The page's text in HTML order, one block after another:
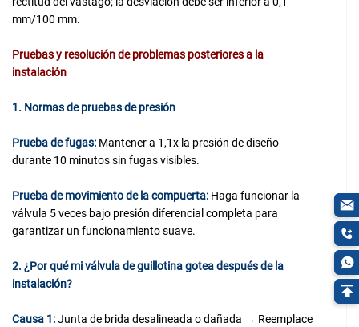
mm/100 mm.
Pruebas y resolución de problemas posteriores a la
instalación
1. Normas de pruebas de presión
Prueba de fugas: Mantener a 1,1x la presión de diseño
durante 10 minutos sin fugas visibles.
Prueba de movimiento de la compuerta: Haga funcionar la
válvula 5 veces bajo presión diferencial completa para
garantizar un funcionamiento suave.
2. ¿Por qué mi válvula de guillotina gotea después de la
instalación?
Causa 1:Junta de brida desalineada o dañada → Reemplace